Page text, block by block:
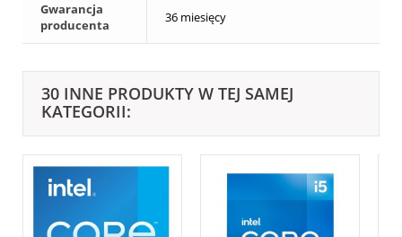
Gwarancja
producenta
36 miesięcy
30 INNE PRODUKTY W TEJ SAMEJ
KATEGORII: